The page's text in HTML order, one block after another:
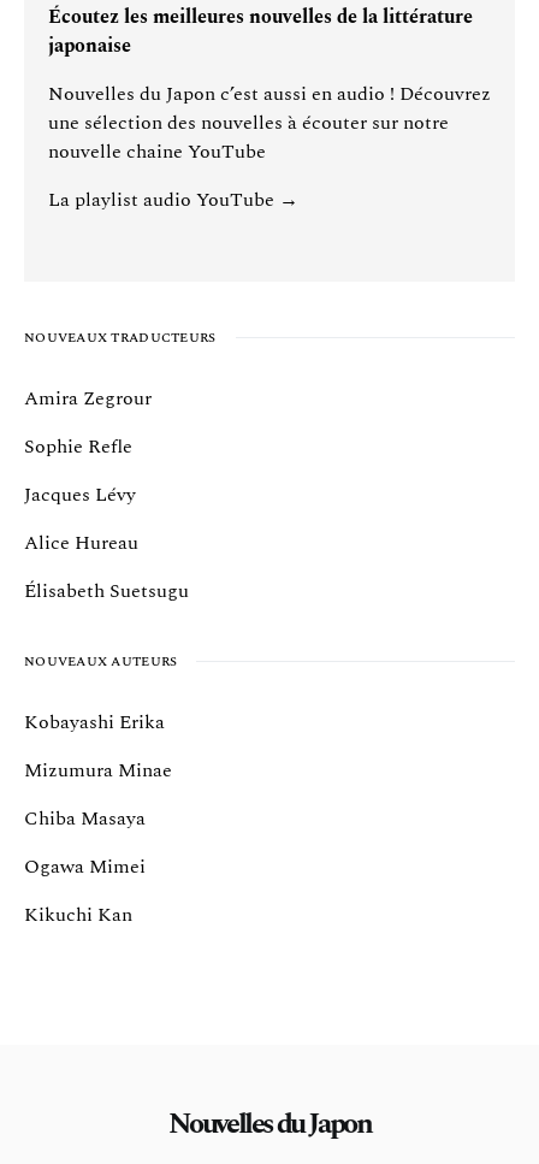
Écoutez les meilleures nouvelles de la littérature
japonaise
Nouvelles du Japon c’est aussi en audio ! Découvrez
une sélection des nouvelles à écouter sur notre
nouvelle chaine YouTube
La playlist audio YouTube →
NOUVEAUX TRADUCTEURS
Amira Zegrour
Sophie Refle
Jacques Lévy
Alice Hureau
Élisabeth Suetsugu
NOUVEAUX AUTEURS
Kobayashi Erika
Mizumura Minae
Chiba Masaya
Ogawa Mimei
Kikuchi Kan
Nouvelles du Japon